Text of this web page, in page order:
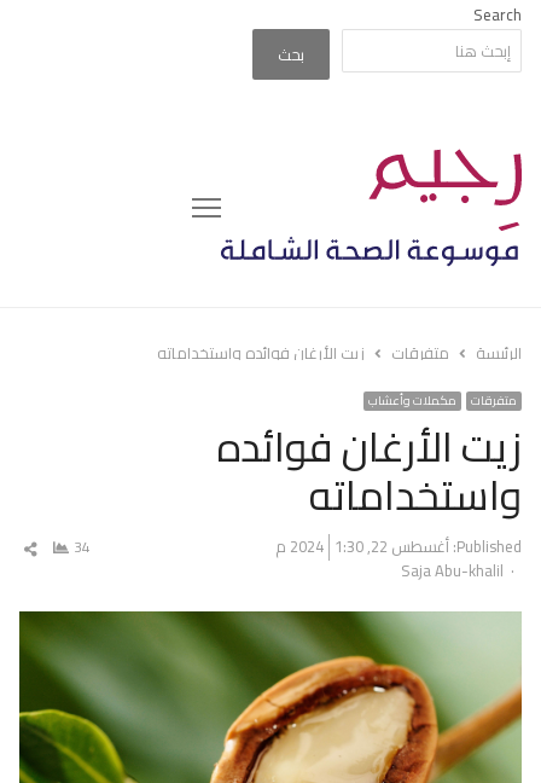
Search
بحث
Menu
الرئيسة متفرقات زيت الأرغان فوائده واستخداماته
متفرقات مكملات وأعشاب
زيت الأرغان فوائده
واستخداماته
Published: أغسطس 22, 2024 1:30 م
Author
Saja Abu-khalil
34